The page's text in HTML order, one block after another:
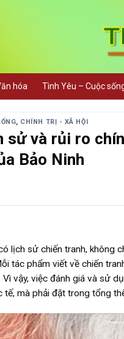
hóa Tình Yêu – Cuộc
, CHÍNH TRỊ - XÃ HỘI
sử và rủi ro
Bảo Ninh
lịch sử chiến tranh, không
tác phẩm viết về chiến
vậy, việc đánh giá và sử
mà phải đặt trong tổng